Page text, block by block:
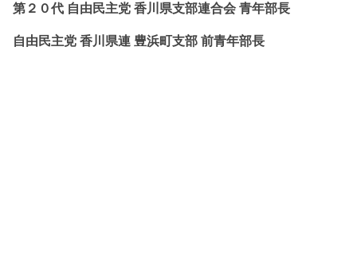
第２０代 自由民主党 香川県支部連合会 青年部長
自由民主党 香川県連 豊浜町支部 前青年部長